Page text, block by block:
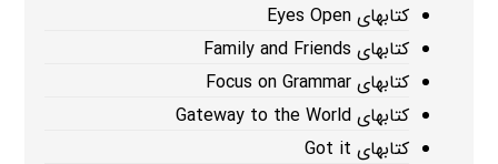
کتابهای Eyes Open
کتابهای Family and Friends
کتابهای Focus on Grammar
کتابهای Gateway to the World
کتابهای Got it